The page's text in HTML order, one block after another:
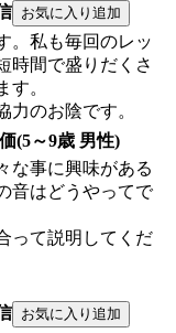
。私も毎回のレッ
時間で盛りだくさ
す。
力のお陰です。
(5～9歳 男性)
な事に興味がある
音はどうやってで
って説明してくだ